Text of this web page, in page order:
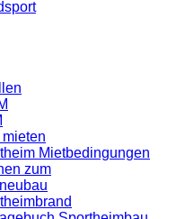
Mietbedingungen
zum